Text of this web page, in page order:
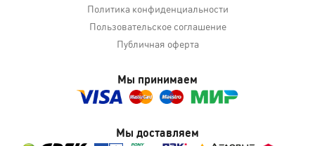
Политика конфиденциальности
Пользовательское соглашение
Публичная оферта
Мы принимаем
Мы доставляем